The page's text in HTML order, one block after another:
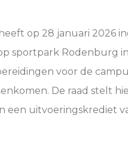
op 28 januari 2026
sportpark Rodenburg
voor de
De raad stelt
uitvoeringskrediet